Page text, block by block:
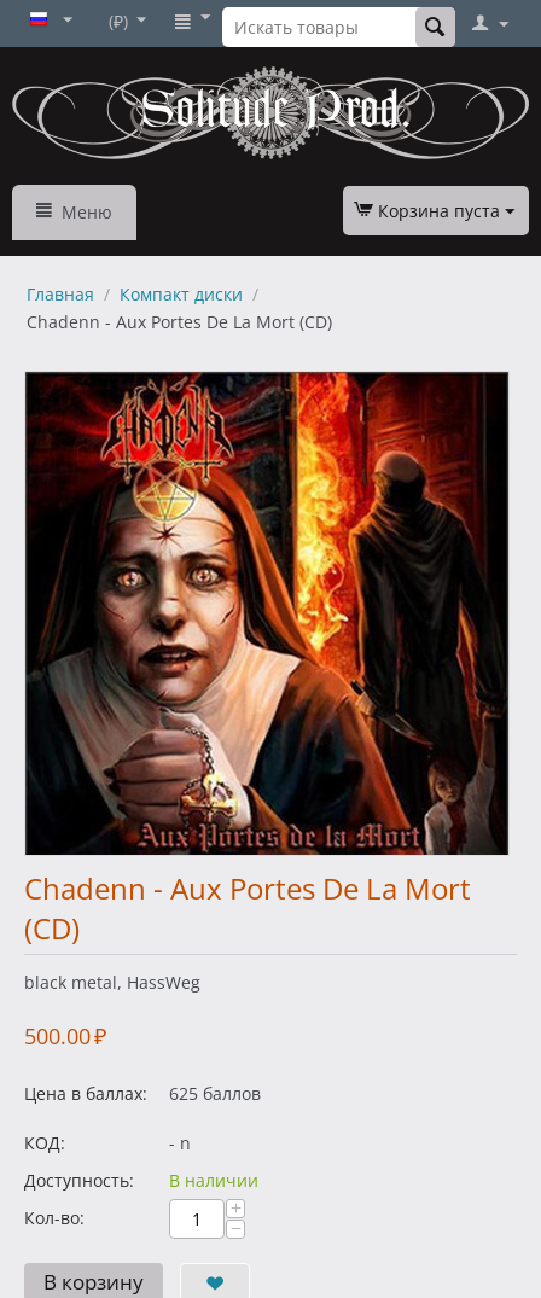
(₽)
Меню Корзина пуста
Главная / Компакт диски /
Chadenn - Aux Portes De La Mort (CD)
Chadenn - Aux Portes De La Mort
(CD)
black metal, HassWeg
500.00₽
Цена в баллах: 625 баллов
КОД:
- n
Доступность:
В наличии
Кол-во:
+
−
В корзину